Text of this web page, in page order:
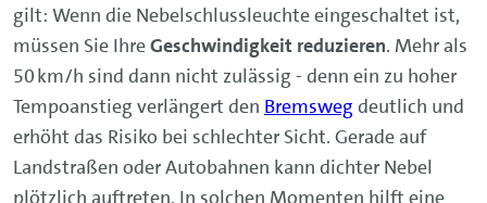
gilt: Wenn die Nebelschlussleuchte eingeschaltet ist,
müssen Sie IhreGeschwindigkeit reduzieren. Mehr als
50 km/h sind dann nicht zulässig - denn ein zu hoher
Tempoanstieg verlängert den Bremsweg deutlich und
erhöht das Risiko bei schlechter Sicht. Gerade auf
Landstraßen oder Autobahnen kann dichter Nebel
plötzlich auftreten. In solchen Momenten hilft eine